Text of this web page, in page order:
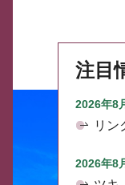
注目
2026年8
リン
2026年8